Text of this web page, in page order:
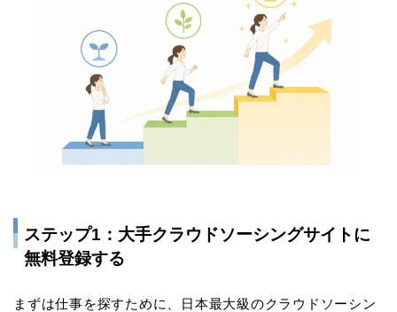
ステップ1：大手クラウドソーシングサイトに
無料登録する
まずは仕事を探すために、日本最大級のクラウドソーシン